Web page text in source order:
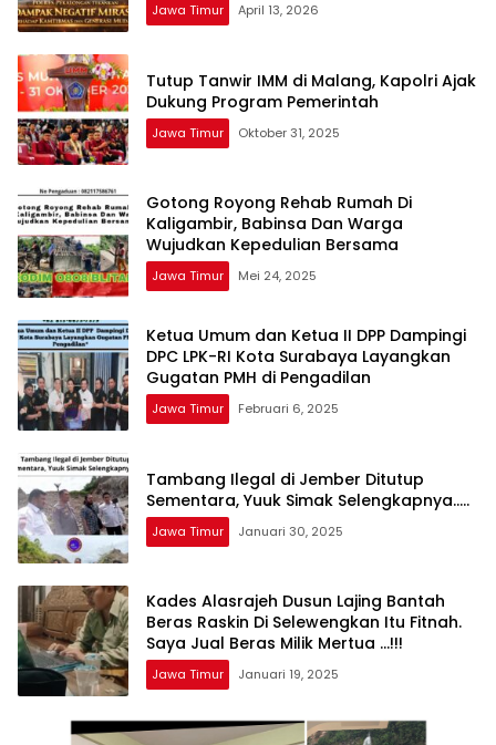
Jawa Timur April 13, 2026
Tutup Tanwir IMM di Malang, Kapolri Ajak
Dukung Program Pemerintah
Jawa Timur Oktober 31, 2025
Gotong Royong Rehab Rumah Di
Kaligambir, Babinsa Dan Warga
Wujudkan Kepedulian Bersama
Jawa Timur Mei 24, 2025
Ketua Umum dan Ketua II DPP Dampingi
DPC LPK-RI Kota Surabaya Layangkan
Gugatan PMH di Pengadilan
Jawa Timur Februari 6, 2025
Tambang Ilegal di Jember Ditutup
Sementara, Yuuk Simak Selengkapnya…..
Jawa Timur Januari 30, 2025
Kades Alasrajeh Dusun Lajing Bantah
Beras Raskin Di Selewengkan Itu Fitnah.
Saya Jual Beras Milik Mertua …!!!
Jawa Timur Januari 19, 2025